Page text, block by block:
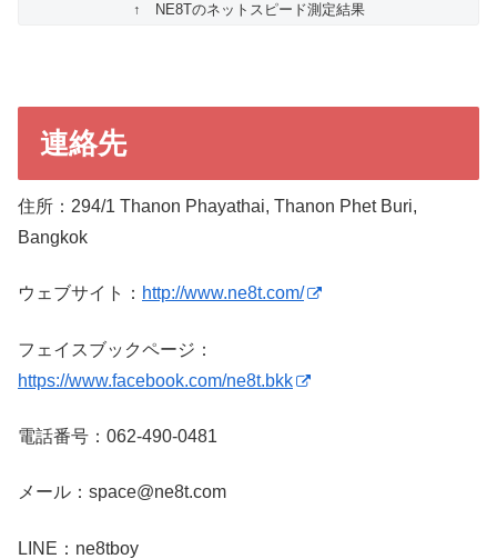
↑ NE8Tのネットスピード測定結果
連絡先
住所：294/1 Thanon Phayathai, Thanon Phet Buri,
Bangkok
ウェブサイト： http://www.ne8t.com/
フェイスブックページ：
https://www.facebook.com/ne8t.bkk
電話番号：062-490-0481
メール：space@ne8t.com
LINE：ne8tboy